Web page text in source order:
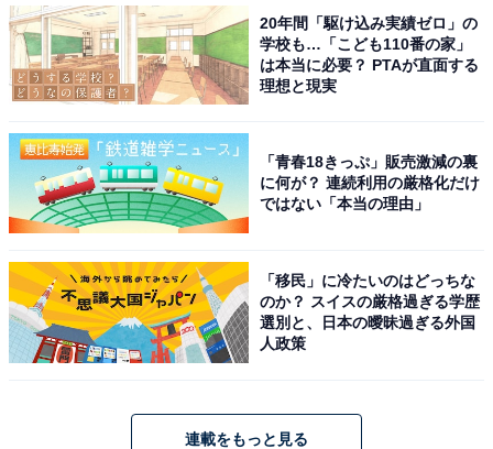
アクセス・料金情報は？ 泊まれる？
アクセス
所在地：福岡県春日市下白水南1丁目147番地
に乗車し「昇町いきいきプラザ前」または「寺田池」バ
20年間「駆け込み実績ゼロ」の
学校も…「こども110番の家」
は本当に必要？ PTAが直面する
理想と現実
「青春18きっぷ」販売激減の裏
に何が？ 連続利用の厳格化だけ
ではない「本当の理由」
「移民」に冷たいのはどっちな
のか？ スイスの厳格過ぎる学歴
選別と、日本の曖昧過ぎる外国
人政策
連載をもっと見る